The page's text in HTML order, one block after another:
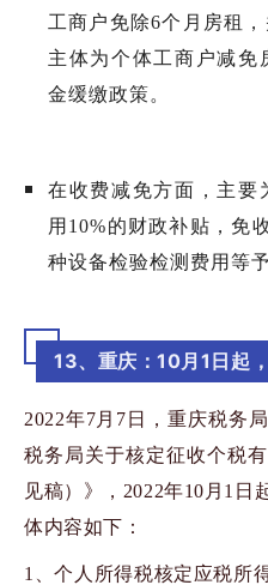
工商户免除6个月房租
主体为个体工商户减免
金缓缴政策。
在收费减免方面，主要
用 10%的财政补贴，免
种设备检验检测费用等
13、重庆：10月1日起
2022年7月 7 日，重庆税务
税务局关于核定征收个税
见稿）》， 2022年10 月 1 日
体内容如下：
1
、个人所得税核定应税所